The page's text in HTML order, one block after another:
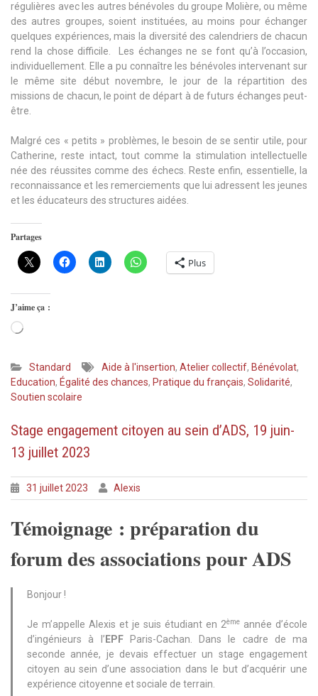
régulières avec les autres bénévoles du groupe Molière, ou même
des autres groupes, soient instituées, au moins pour échanger
quelques expériences, mais la diversité des calendriers de chacun
rend la chose difficile. Les échanges ne se font qu’à l’occasion,
individuellement. Elle a pu connaître les bénévoles intervenant sur
le même site début novembre, le jour de la répartition des
missions de chacun, le point de départ à de futurs échanges peut-
être.
Malgré ces « petits » problèmes, le besoin de se sentir utile, pour
Catherine, reste intact, tout comme la stimulation intellectuelle
née des réussites comme des échecs. Reste enfin, essentielle, la
reconnaissance et les remerciements que lui adressent les jeunes
et les éducateurs des structures aidées.
Partages
Plus
J’aime ça :
Chargement…
Standard Aide à l'insertion, Atelier collectif, Bénévolat,
Education, Égalité des chances, Pratique du français, Solidarité,
Soutien scolaire
Stage engagement citoyen au sein d’ADS, 19 juin-
13 juillet 2023
31 juillet 2023 Alexis
Témoignage : préparation du
forum des associations pour ADS
Bonjour !
Je m’appelle Alexis et je suis étudiant en 2ème année d’école
d’ingénieurs à l’ EPFParis-Cachan. Dans le cadre de ma
seconde année, je devais effectuer un stage engagement
citoyen au sein d’une association dans le but d’acquérir une
expérience citoyenne et sociale de terrain.